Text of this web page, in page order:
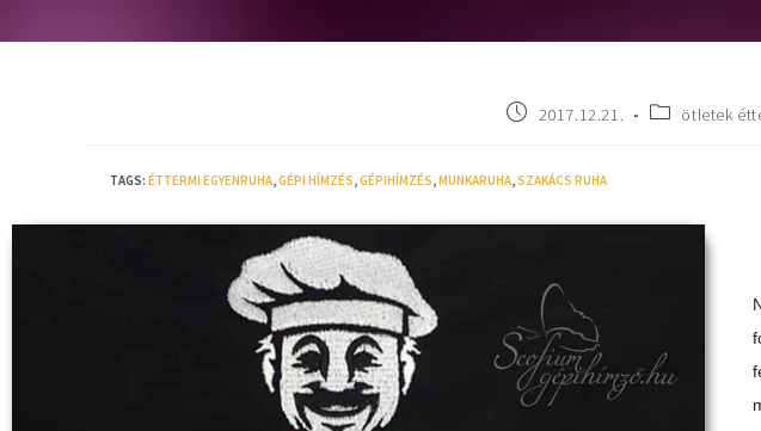
2017.12.21. ötletek
TAGS: ÉTTERMI EGYENRUHA,GÉPI HÍMZÉS,GÉPIHÍMZÉS,MUNKARUHA,SZAKÁCS RUHA